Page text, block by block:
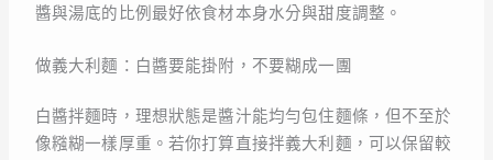
醬與湯底的比例最好依食材本身水分與甜度調整。
做義大利麵：白醬要能掛附，不要糊成一團
白醬拌麵時，理想狀態是醬汁能均勻包住麵條，但不至於
像糨糊一樣厚重。若你打算直接拌義大利麵，可以保留較